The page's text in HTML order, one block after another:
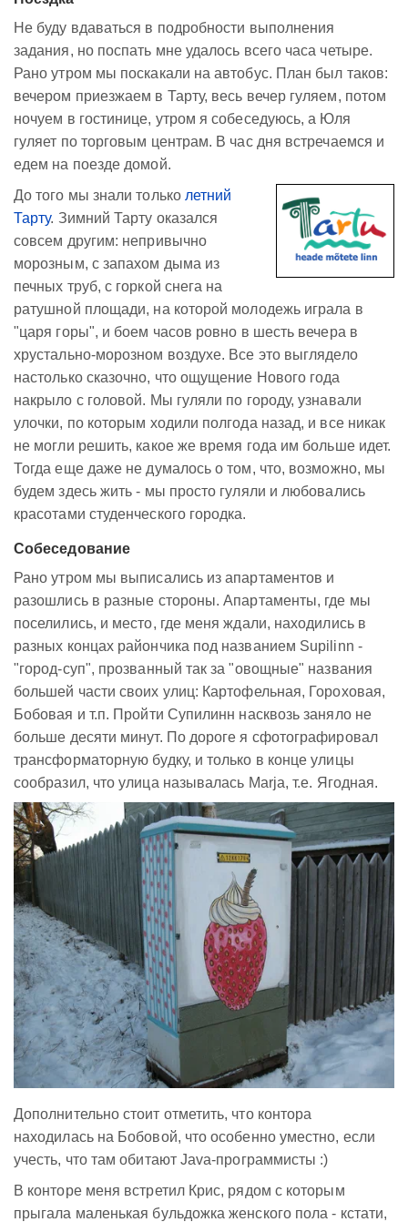
Не буду вдаваться в подробности выполнения
задания, но поспать мне удалось всего часа четыре.
Рано утром мы поскакали на автобус. План был таков:
вечером приезжаем в Тарту, весь вечер гуляем, потом
ночуем в гостинице, утром я собеседуюсь, а Юля
гуляет по торговым центрам. В час дня встречаемся и
едем на поезде домой.
До того мы знали только летний
Тарту. Зимний Тарту оказался
совсем другим: непривычно
морозным, с запахом дыма из
печных труб, с горкой снега на
ратушной площади, на которой молодежь играла в
"царя горы", и боем часов ровно в шесть вечера в
хрустально-морозном воздухе. Все это выглядело
настолько сказочно, что ощущение Нового года
накрыло с головой. Мы гуляли по городу, узнавали
улочки, по которым ходили полгода назад, и все никак
не могли решить, какое же время года им больше идет.
Тогда еще даже не думалось о том, что, возможно, мы
будем здесь жить - мы просто гуляли и любовались
красотами студенческого городка.
Собеседование
Рано утром мы выписались из апартаментов и
разошлись в разные стороны. Апартаменты, где мы
поселились, и место, где меня ждали, находились в
разных концах райончика под названием Supilinn -
"город-суп", прозванный так за "овощные" названия
большей части своих улиц: Картофельная, Гороховая,
Бобовая и т.п. Пройти Супилинн насквозь заняло не
больше десяти минут. По дороге я сфотографировал
трансформаторную будку, и только в конце улицы
сообразил, что улица называлась Marja, т.е. Ягодная.
Дополнительно стоит отметить, что контора
находилась на Бобовой, что особенно уместно, если
учесть, что там обитают Java-программисты :)
В конторе меня встретил Крис, рядом с которым
прыгала маленькая бульдожка женского пола - кстати,